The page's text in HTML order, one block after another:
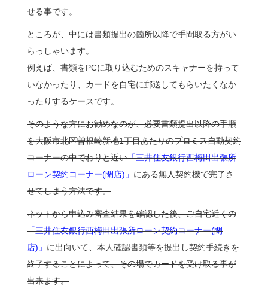
せる事です。
ところが、中には書類提出の箇所以降で手間取る方がい
らっしゃいます。
例えば、書類をPCに取り込むためのスキャナーを持って
いなかったり、カードを自宅に郵送してもらいたくなか
ったりするケースです。
そのような方にお勧めなのが、必要書類提出以降の手順
を大阪市北区曽根崎新地1丁目あたりのプロミス自動契約
コーナーの中でわりと近い「三井住友銀行西梅田出張所
ローン契約コーナー(閉店)」にある無人契約機で完了さ
せてしまう方法です。
ネットから申込み審査結果を確認した後、ご自宅近くの
「三井住友銀行西梅田出張所ローン契約コーナー(閉
店)」に出向いて、本人確認書類等を提出し契約手続きを
終了することによって、その場でカードを受け取る事が
出来ます。